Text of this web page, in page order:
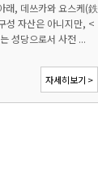
래, 데쓰카와 요스케(鉄
성 자산은 아니지만, <
성당으로서 사전 ...
자세히보기 >